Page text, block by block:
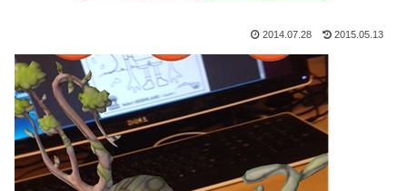
2014.07.28 2015.05.13